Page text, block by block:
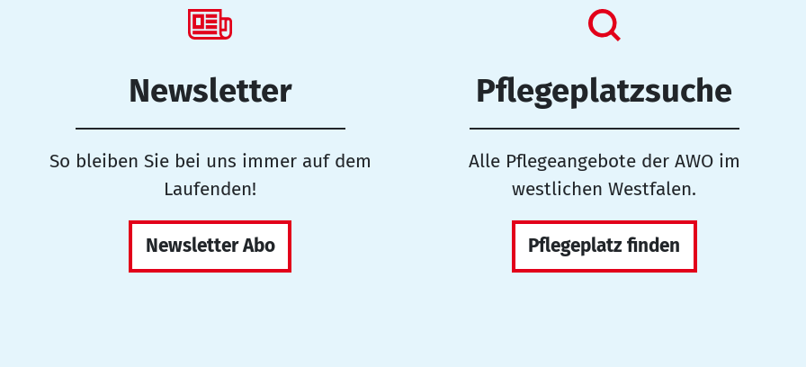
Newsletter
So bleiben Sie bei uns immer auf dem
Laufenden!
Newsletter Abo
Pflegeplatzsuche
Alle Pflegeangebote der AWO im
westlichen Westfalen.
Pflegeplatz finden